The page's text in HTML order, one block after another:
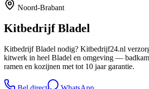
Noord-Brabant
KitbedrijfBladel
Kitbedrijf Bladel nodig? Kitbedrijf24.nl
kitwerk in heel Bladel en omgeving —
ramen en kozijnen met tot 10 jaar garantie.